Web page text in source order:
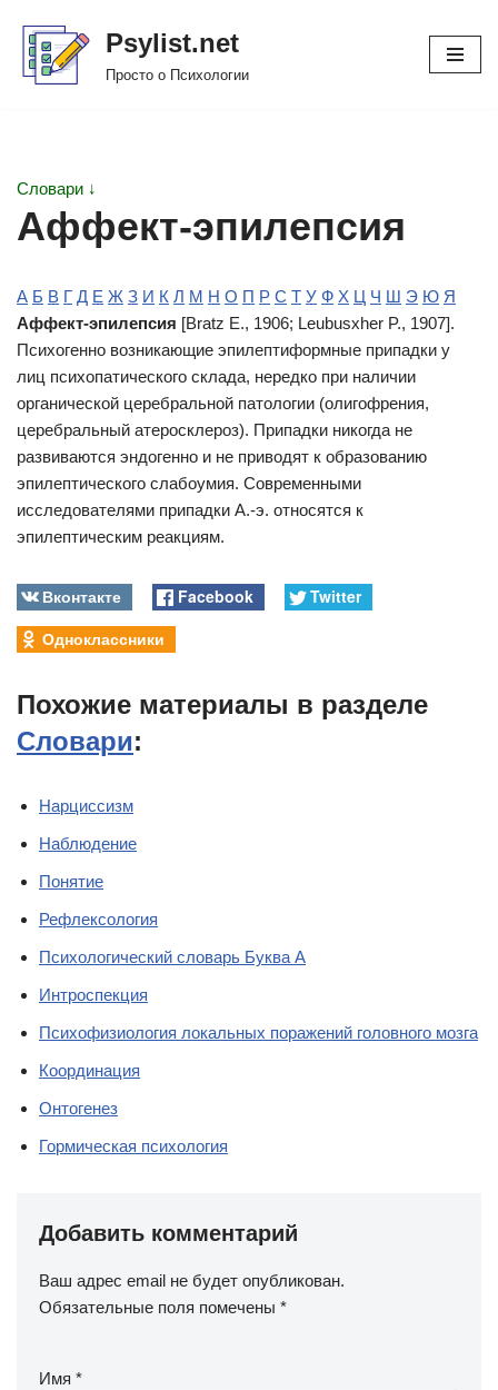
Перейти
Psylist.net
Просто о Психологии
Словари ↓
Аффект-эпилепсия
А Б В Г Д Е Ж З И К Л М Н О П Р С Т У Ф Х Ц Ч Ш Э Ю Я
Аффект-эпилепсия [Bratz E., 1906; Leubusxher P., 1907].
Психогенно возникающие эпилептиформные припадки у
лиц психопатического склада, нередко при наличии
органической церебральной патологии (олигофрения,
церебральный атеросклероз). Припадки никогда не
развиваются эндогенно и не приводят к образованию
эпилептического слабоумия. Современными
исследователями припадки А.-э. относятся к
эпилептическим реакциям.
Вконтакте Facebook
Twitter
Одноклассники
Похожие материалы в разделе
Словари:
Нарциссизм
Наблюдение
Понятие
Рефлексология
Психологический словарь Буква А
Интроспекция
Психофизиология локальных поражений головного мозга
Координация
Онтогенез
Гормическая психология
Добавить комментарий
Ваш адрес email не будет опубликован.
Обязательные поля помечены *
Имя *